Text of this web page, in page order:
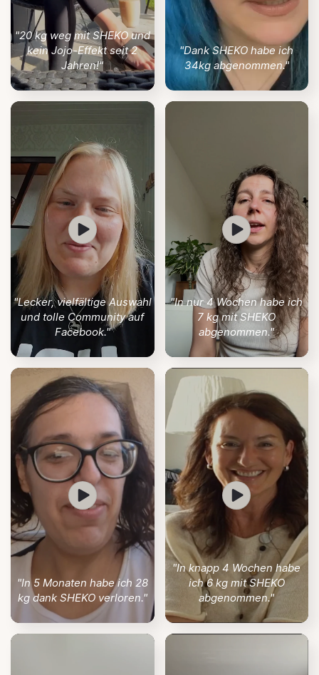
"20 kg weg mit SHEKO und
kein Jojo-Effekt seit 2
Jahren!"
"Dank SHEKO habe ich
34kg abgenommen."
"Lecker, vielfältige Auswahl
und tolle Community auf
Facebook."
"In nur 4 Wochen habe ich
7 kg mit SHEKO
abgenommen."
"In 5 Monaten habe ich 28
kg dank SHEKO verloren."
"In knapp 4 Wochen habe
ich 6 kg mit SHEKO
abgenommen."